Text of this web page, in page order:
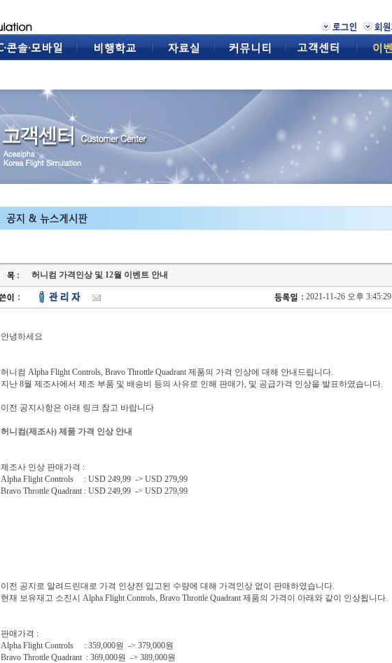
허니컴 가격인상 및 12월 이벤트 안내
2021-11-26 오후 3:45:29
안녕하세요
허니컴 Alpha Flight Controls, Bravo Throttle Quadrant 제품의 가격 인상에 대해 안내드립니다.
지난 8월 제조사에서 제조 부품 및 배송비 등의 사유로 인해 판매가, 및 공급가격 인상을 발표하였습니다.
이전 공지사항은 아래 링크 참고 바랍니다
허니컴(제조사) 제품 가격 인상 안내
제조사 인상 판매가격 :
Alpha Flight Controls : USD 249,99 -> USD 279,99
Bravo Throttle Quadrant : USD 249,99 -> USD 279,99
이전 공지로 알려드린대로 가격 인상전 입고된 수량에 대해 가격인상 없이 판매하였습니다.
현재 보유재고 소진시 Alpha Flight Controls, Bravo Throttle Quadrant 제품의 가격이 아래와 같이 인상됩니다.
판매가격 :
Alpha Flight Controls : 359,000원 -> 379,000원
Bravo Throttle Quadrant : 369,000원 -> 389,000원